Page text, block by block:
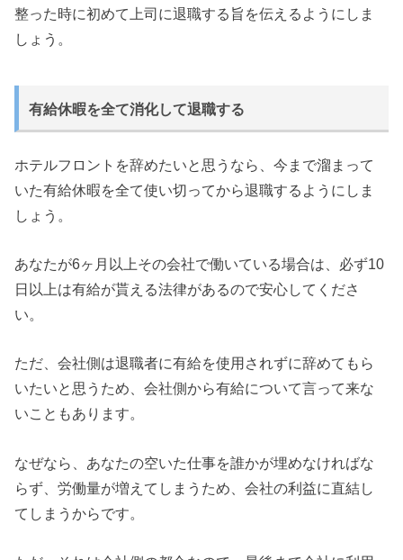
整った時に初めて上司に退職する旨を伝えるようにしま
しょう。
有給休暇を全て消化して退職する
ホテルフロントを辞めたいと思うなら、今まで溜まって
いた有給休暇を全て使い切ってから退職するようにしま
しょう。
あなたが6ヶ月以上その会社で働いている場合は、必ず10
日以上は有給が貰える法律があるので安心してくださ
い。
ただ、会社側は退職者に有給を使用されずに辞めてもら
いたいと思うため、会社側から有給について言って来な
いこともあります。
なぜなら、あなたの空いた仕事を誰かが埋めなければな
らず、労働量が増えてしまうため、会社の利益に直結し
てしまうからです。